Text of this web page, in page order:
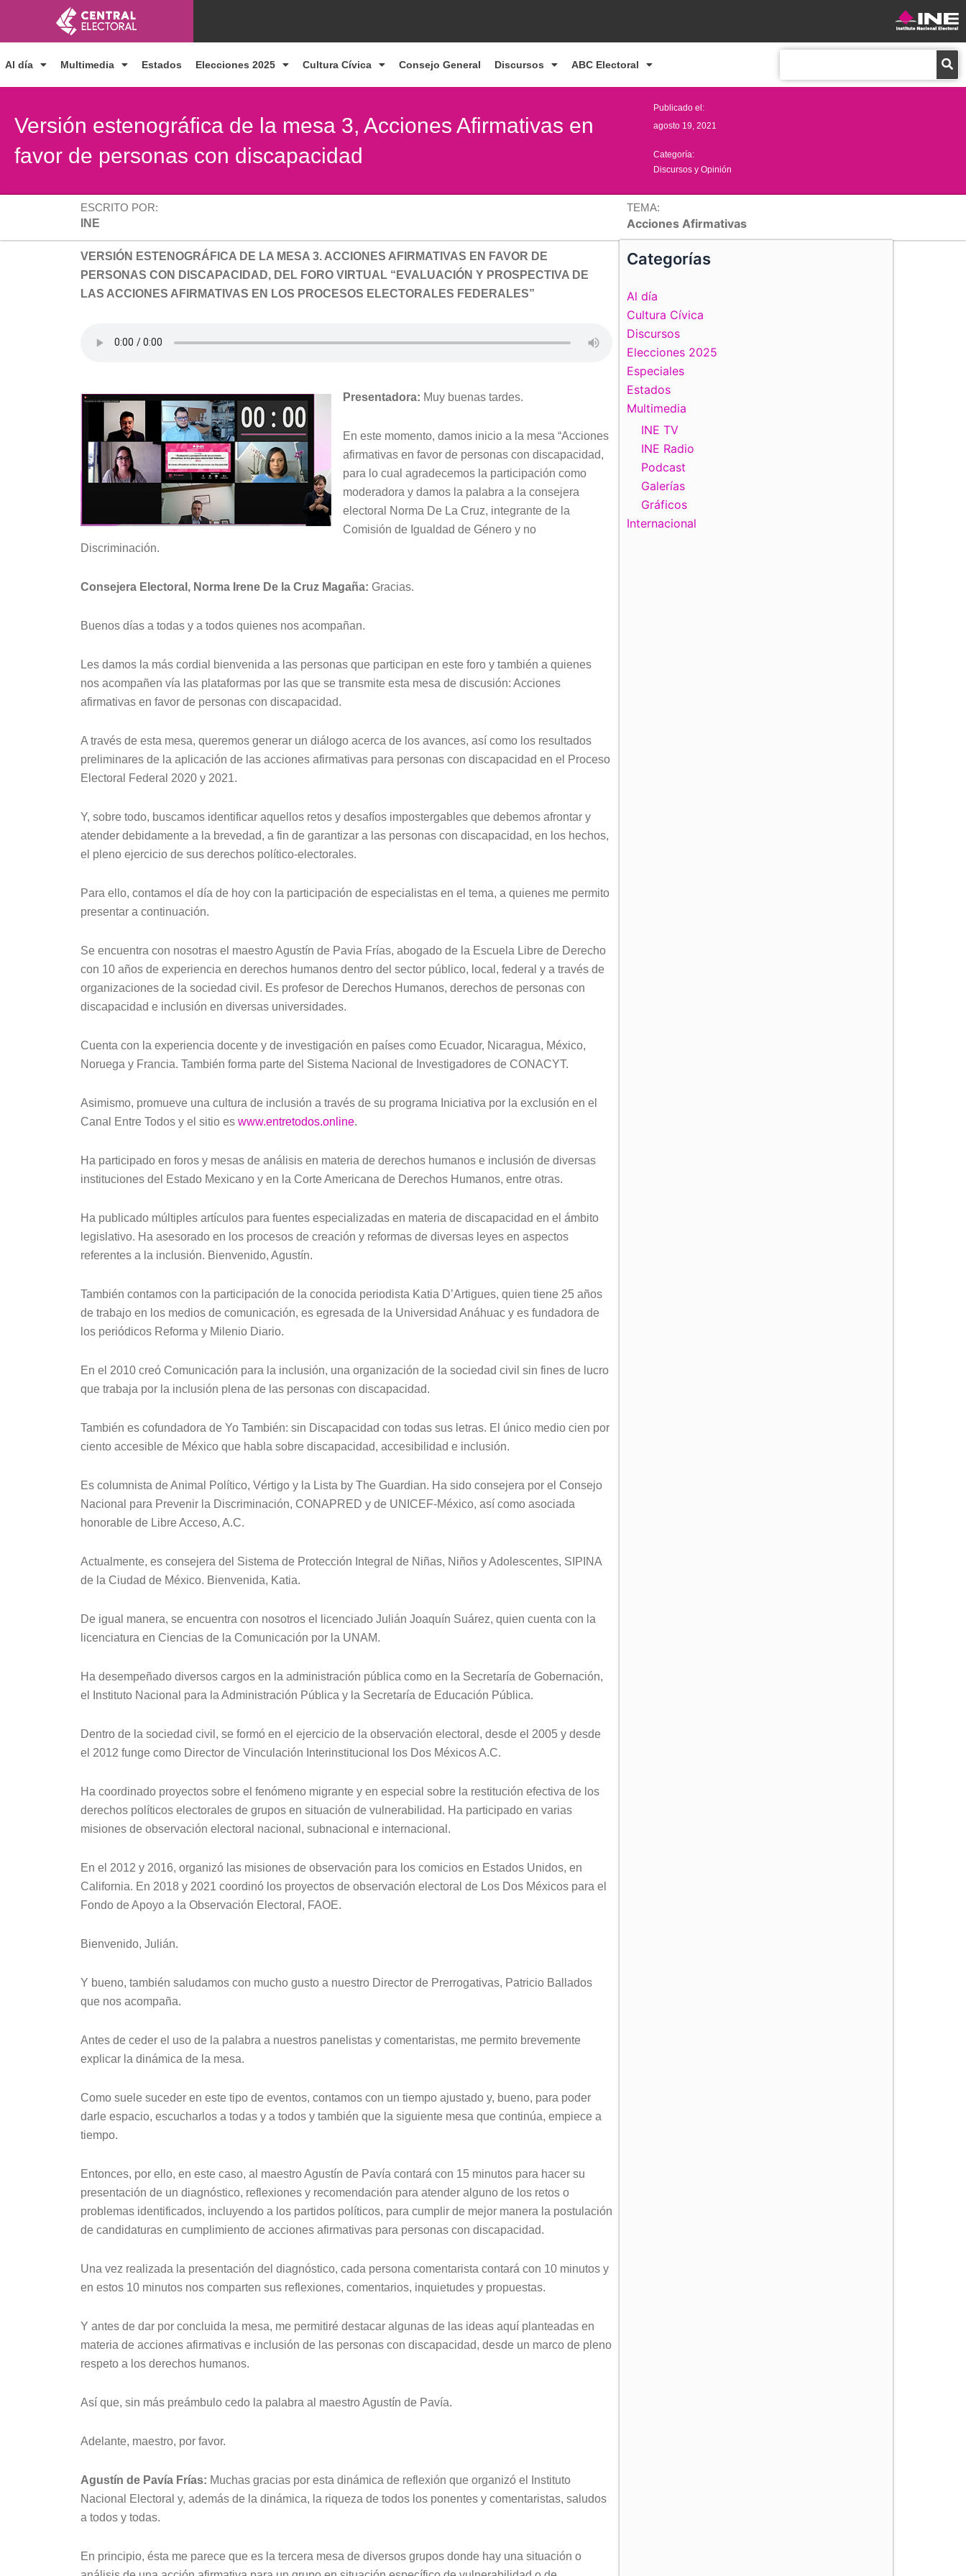
contenido
Al día Multimedia Estados Elecciones 2025 Cultura Cívica Consejo General Discursos ABC Electoral
Versión estenográfica de la mesa 3, Acciones Afirmativas en
favor de personas con discapacidad
Publicado el:
agosto 19, 2021
Categoría:
Discursos y Opinión
ESCRITO POR:
INE
TEMA:
Acciones Afirmativas
VERSIÓN ESTENOGRÁFICA DE LA MESA 3. ACCIONES AFIRMATIVAS EN FAVOR DE
PERSONAS CON DISCAPACIDAD, DEL FORO VIRTUAL “EVALUACIÓN Y PROSPECTIVA DE
LAS ACCIONES AFIRMATIVAS EN LOS PROCESOS ELECTORALES FEDERALES”
Presentadora: Muy buenas tardes.
En este momento, damos inicio a la mesa “Acciones
afirmativas en favor de personas con discapacidad,
para lo cual agradecemos la participación como
moderadora y damos la palabra a la consejera
electoral Norma De La Cruz, integrante de la
Comisión de Igualdad de Género y no
Discriminación.
Consejera Electoral, Norma Irene De la Cruz Magaña: Gracias.
Buenos días a todas y a todos quienes nos acompañan.
Les damos la más cordial bienvenida a las personas que participan en este foro y también a quienes
nos acompañen vía las plataformas por las que se transmite esta mesa de discusión: Acciones
afirmativas en favor de personas con discapacidad.
A través de esta mesa, queremos generar un diálogo acerca de los avances, así como los resultados
preliminares de la aplicación de las acciones afirmativas para personas con discapacidad en el Proceso
Electoral Federal 2020 y 2021.
Y, sobre todo, buscamos identificar aquellos retos y desafíos impostergables que debemos afrontar y
atender debidamente a la brevedad, a fin de garantizar a las personas con discapacidad, en los hechos,
el pleno ejercicio de sus derechos político-electorales.
Para ello, contamos el día de hoy con la participación de especialistas en el tema, a quienes me permito
presentar a continuación.
Se encuentra con nosotras el maestro Agustín de Pavia Frías, abogado de la Escuela Libre de Derecho
con 10 años de experiencia en derechos humanos dentro del sector público, local, federal y a través de
organizaciones de la sociedad civil. Es profesor de Derechos Humanos, derechos de personas con
discapacidad e inclusión en diversas universidades.
Cuenta con la experiencia docente y de investigación en países como Ecuador, Nicaragua, México,
Noruega y Francia. También forma parte del Sistema Nacional de Investigadores de CONACYT.
Asimismo, promueve una cultura de inclusión a través de su programa Iniciativa por la exclusión en el
Canal Entre Todos y el sitio es www.entretodos.online.
Ha participado en foros y mesas de análisis en materia de derechos humanos e inclusión de diversas
instituciones del Estado Mexicano y en la Corte Americana de Derechos Humanos, entre otras.
Ha publicado múltiples artículos para fuentes especializadas en materia de discapacidad en el ámbito
legislativo. Ha asesorado en los procesos de creación y reformas de diversas leyes en aspectos
referentes a la inclusión. Bienvenido, Agustín.
También contamos con la participación de la conocida periodista Katia D’Artigues, quien tiene 25 años
de trabajo en los medios de comunicación, es egresada de la Universidad Anáhuac y es fundadora de
los periódicos Reforma y Milenio Diario.
En el 2010 creó Comunicación para la inclusión, una organización de la sociedad civil sin fines de lucro
que trabaja por la inclusión plena de las personas con discapacidad.
También es cofundadora de Yo También: sin Discapacidad con todas sus letras. El único medio cien por
ciento accesible de México que habla sobre discapacidad, accesibilidad e inclusión.
Es columnista de Animal Político, Vértigo y la Lista by The Guardian. Ha sido consejera por el Consejo
Nacional para Prevenir la Discriminación, CONAPRED y de UNICEF-México, así como asociada
honorable de Libre Acceso, A.C.
Actualmente, es consejera del Sistema de Protección Integral de Niñas, Niños y Adolescentes, SIPINA
de la Ciudad de México. Bienvenida, Katia.
De igual manera, se encuentra con nosotros el licenciado Julián Joaquín Suárez, quien cuenta con la
licenciatura en Ciencias de la Comunicación por la UNAM.
Ha desempeñado diversos cargos en la administración pública como en la Secretaría de Gobernación,
el Instituto Nacional para la Administración Pública y la Secretaría de Educación Pública.
Dentro de la sociedad civil, se formó en el ejercicio de la observación electoral, desde el 2005 y desde
el 2012 funge como Director de Vinculación Interinstitucional los Dos Méxicos A.C.
Ha coordinado proyectos sobre el fenómeno migrante y en especial sobre la restitución efectiva de los
derechos políticos electorales de grupos en situación de vulnerabilidad. Ha participado en varias
misiones de observación electoral nacional, subnacional e internacional.
En el 2012 y 2016, organizó las misiones de observación para los comicios en Estados Unidos, en
California. En 2018 y 2021 coordinó los proyectos de observación electoral de Los Dos Méxicos para el
Fondo de Apoyo a la Observación Electoral, FAOE.
Bienvenido, Julián.
Y bueno, también saludamos con mucho gusto a nuestro Director de Prerrogativas, Patricio Ballados
que nos acompaña.
Antes de ceder el uso de la palabra a nuestros panelistas y comentaristas, me permito brevemente
explicar la dinámica de la mesa.
Como suele suceder en este tipo de eventos, contamos con un tiempo ajustado y, bueno, para poder
darle espacio, escucharlos a todas y a todos y también que la siguiente mesa que continúa, empiece a
tiempo.
Entonces, por ello, en este caso, al maestro Agustín de Pavía contará con 15 minutos para hacer su
presentación de un diagnóstico, reflexiones y recomendación para atender alguno de los retos o
problemas identificados, incluyendo a los partidos políticos, para cumplir de mejor manera la postulación
de candidaturas en cumplimiento de acciones afirmativas para personas con discapacidad.
Una vez realizada la presentación del diagnóstico, cada persona comentarista contará con 10 minutos y
en estos 10 minutos nos comparten sus reflexiones, comentarios, inquietudes y propuestas.
Y antes de dar por concluida la mesa, me permitiré destacar algunas de las ideas aquí planteadas en
materia de acciones afirmativas e inclusión de las personas con discapacidad, desde un marco de pleno
respeto a los derechos humanos.
Así que, sin más preámbulo cedo la palabra al maestro Agustín de Pavía.
Adelante, maestro, por favor.
Agustín de Pavía Frías: Muchas gracias por esta dinámica de reflexión que organizó el Instituto
Nacional Electoral y, además de la dinámica, la riqueza de todos los ponentes y comentaristas, saludos
a todos y todas.
En principio, ésta me parece que es la tercera mesa de diversos grupos donde hay una situación o
Categorías
Al día
Cultura Cívica
Discursos
Elecciones 2025
Especiales
Estados
Multimedia
INE TV
INE Radio
Podcast
Galerías
Gráficos
Internacional